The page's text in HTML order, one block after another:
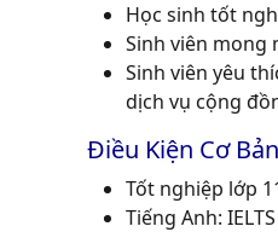
Học sinh tốt
Sinh viên mong
Sinh viên yêu
dịch vụ cộng
Điều Kiện Cơ
Tốt nghiệp lớp
Tiếng Anh: